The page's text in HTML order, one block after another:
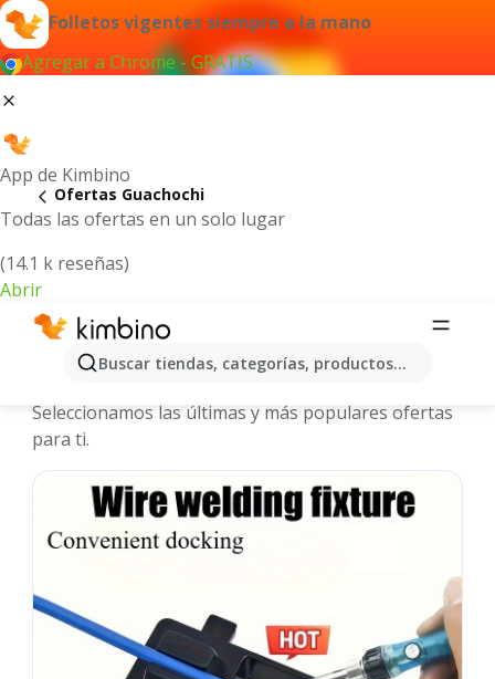
Folletos vigentes siempre a la mano
Agregar a Chrome - GRATIS
App de Kimbino
Todas las ofertas en un solo lugar
(14.1 k reseñas)
Abrir
Buscar tiendas, categorías, productos...
Ofertas Guachochi
Guachochi - Folletos y ofertas más
Seleccionamos las últimas y más populares ofertas
para ti.